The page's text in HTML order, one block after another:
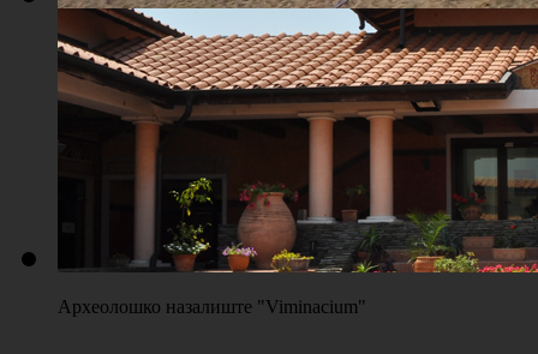
Плажа "Топољар" - Терени на песку
Археолошко назалиште "Viminacium"